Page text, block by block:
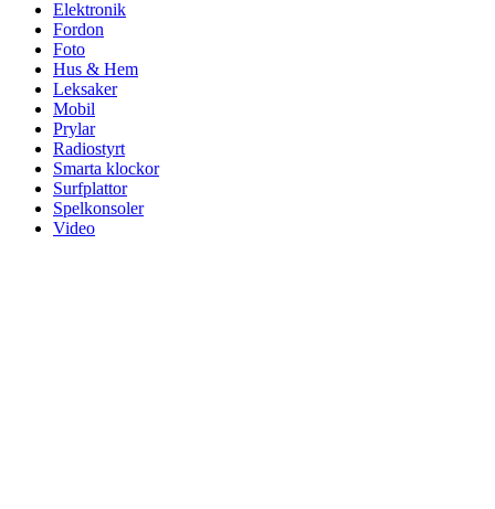
Elektronik
Fordon
Foto
Hus & Hem
Leksaker
Mobil
Prylar
Radiostyrt
Smarta klockor
Surfplattor
Spelkonsoler
Video